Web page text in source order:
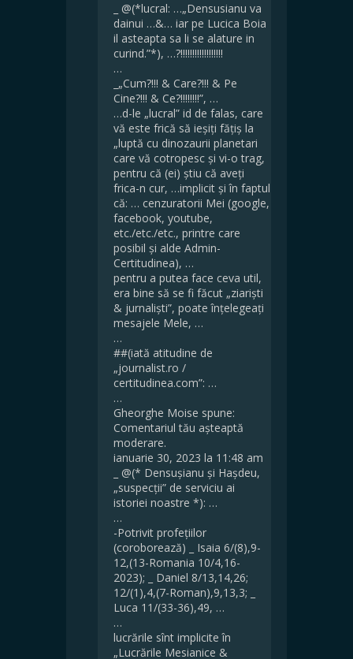
_ @(*lucral: …„Densusianu va
dainui …&… iar pe Lucica Boia
il asteapta sa li se alature in
curind.”*), …?!!!!!!!!!!!!!!!!!!
…
_„Cum?!!! & Care?!!! & Pe
Cine?!!! & Ce?!!!!!!!!”, …
…d-le „lucral” id de falas, care
vă este frică să ieșiți fățiș la
„luptă cu dinozaurii planetari
care vă cotropesc și vi-o trag,
pentru că (ei) știu că aveți
frica-n cur, …implicit și în faptul
că: … cenzuratorii Mei (google,
facebook, youtube,
etc./etc./etc., printre care
posibil și alde Admin-
Certitudinea), …
pentru a putea face ceva util,
era bine să se fi făcut „ziariști
& jurnaliști”, poate înțelegeați
mesajele Mele, …
…
##(iată atitudine de
„journalist.ro /
certitudinea.com”: …
…
Gheorghe Moise spune:
Comentariul tău așteaptă
moderare.
ianuarie 30, 2023 la 11:48 am
_ @(* Densușianu și Hașdeu,
„suspecții” de serviciu ai
istoriei noastre *): …
…
-Potrivit profețiilor
(coroborează) _ Isaia 6/(8),9-
12,(13-Romania 10/4,16-
2023); _ Daniel 8/13,14,26;
12/(1),4,(7-Roman),9,13,3; _
Luca 11/(33-36),49, …
…
lucrările sînt implicite în
„Lucrările Mesianice &